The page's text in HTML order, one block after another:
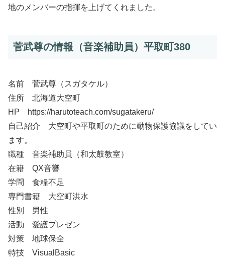
地のメンバーの指揮を上げてくれました。
菅武尊の情報（音楽補助員）平取町380
名前 菅武尊（スガタケル）
住所 北海道大空町
HP https://harutoteach.com/sugatakeru/
自己紹介 大空町や平取町のために動物保護協議をしてい
ます。
職種 音楽補助員（和太鼓教室）
在籍 QX音響
学問 食糧不足
専門書籍 大空町洪水
性別 男性
活動 愛護プレゼン
対策 地球保全
特技 VisualBasic